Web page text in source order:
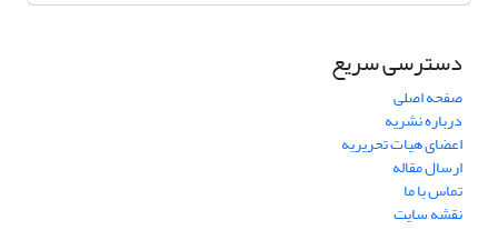
دسترسی سریع
صفحه اصلی
درباره نشریه
اعضای هیات تحریریه
ارسال مقاله
تماس با ما
نقشه سایت